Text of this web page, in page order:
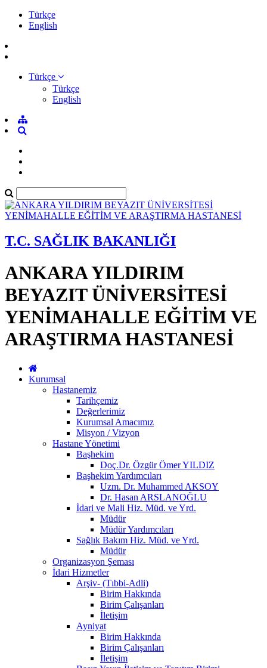
Türkçe
English
Türkçe
Türkçe
English
T.C. SAĞLIK BAKANLIĞI
ANKARA YILDIRIM
BEYAZIT ÜNİVERSİTESİ
YENİMAHALLE EĞİTİM VE
ARAŞTIRMA HASTANESİ
Kurumsal
Hastanemiz
Tarihçemiz
Değerlerimiz
Kurumsal Amacımız
Misyon / Vizyon
Hastane Yönetimi
Başhekim
Doç.Dr. Özgür Ömer YILDIZ
Başhekim Yardımcıları
Uzm. Dr. Muhammed AKSOY
Dr. Hasan ARSLANOĞLU
İdari ve Mali Hiz. Müd. ve Yrd.
Müdür
Müdür Yardımcıları
Sağlık Bakım Hiz. Müd. ve Yrd.
Müdür
Organizasyon Şeması
İdari Hizmetler
Arşiv- (Tıbbi-Adli)
Birim Hakkında
Birim Çalışanları
İletişim
Ayniyat
Birim Hakkında
Birim Çalışanları
İletişim